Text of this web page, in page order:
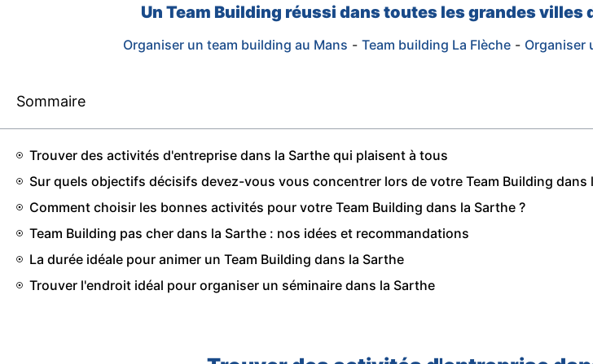
Un Team Building réussi dans toutes les grandes
Organiser un team building au Mans - Team building La Flèche- Organiser
Sommaire
Trouver des activités d'entreprise dans la Sarthe qui plaisent à tous
Sur quels objectifs décisifs devez-vous vous concentrer lors de votre Team Building dans
Comment choisir les bonnes activités pour votre Team Building dans la Sarthe ?
Team Building pas cher dans la Sarthe : nos idées et recommandations
La durée idéale pour animer un Team Building dans la Sarthe
Trouver l'endroit idéal pour organiser un séminaire dans la Sarthe